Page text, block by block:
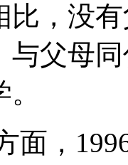
比，没
与父母
面，